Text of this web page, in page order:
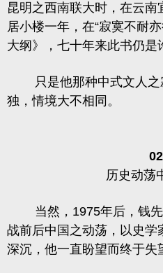
昆明之西南联大时，在云
居小楼一年，在“寂寞不耐
大纲》
，七十年来此书仍是
只是他那种中式文人之
独，情境大不相同。
02
历史动荡
当然，1975年后，钱先
战前后中国之动荡，以史学
深沉，他一直盼望而终于失